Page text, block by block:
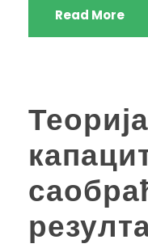
Read More